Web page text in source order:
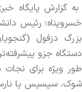
به گزارش پایگاه
خسروپناه؛ رئیس
دستگاه جزو
طور ویژه برای
شوک، سپسیس یا